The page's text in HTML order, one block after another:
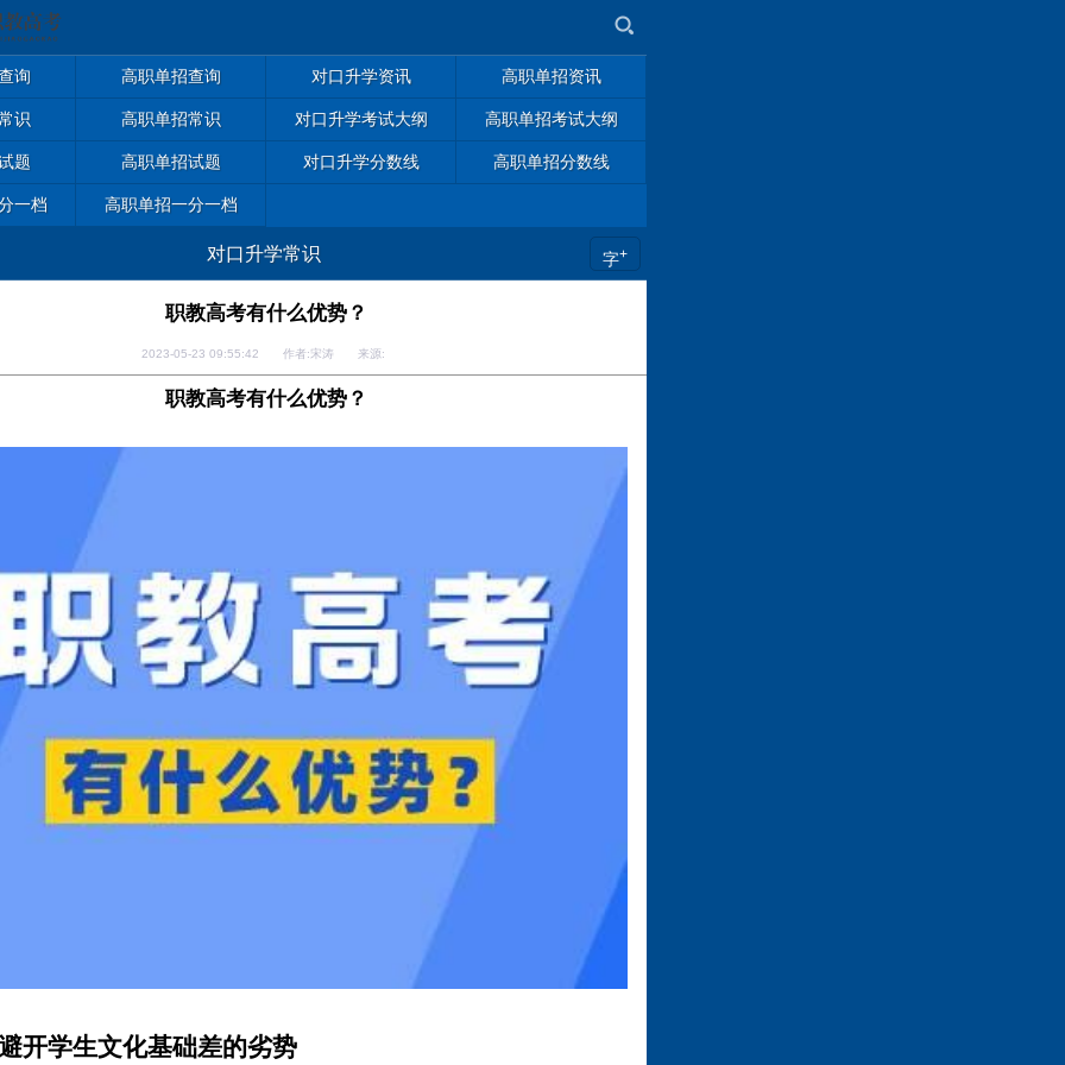
询 高职单招查询 对口升学资讯 高职单招资讯
识 高职单招常识 对口升学考试大纲 高职单招考试大纲
题 高职单招试题 对口升学分数线 高职单招分数线
一档 高职单招一分一档
对口升学常识 字+
职教高考有什么优势？
2023-05-23 09:55:42 作者:宋涛 来源:
职教高考有什么优势？
开学生文化基础差的劣势